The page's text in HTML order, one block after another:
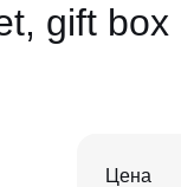
gift box
Цена